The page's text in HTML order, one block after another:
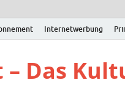
Internetwerbung
– Das